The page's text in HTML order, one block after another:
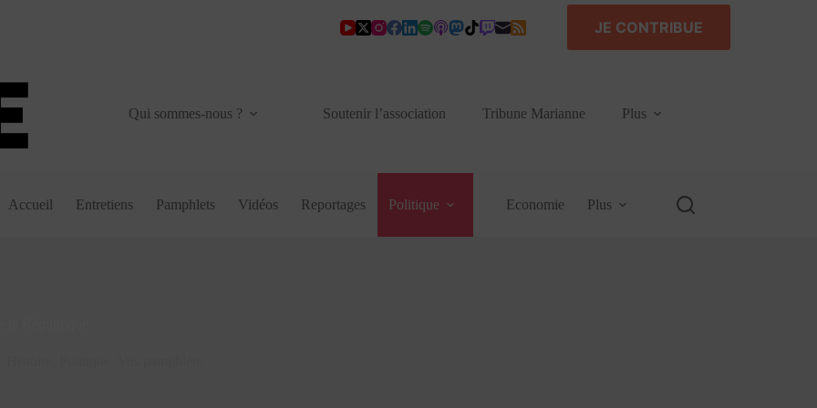
JE CONTRIBUE
Qui sommes-nous ? Soutenir l’association Tribune Marianne Plus
Accueil Entretiens Pamphlets Vidéos Reportages Politique Economie Plus